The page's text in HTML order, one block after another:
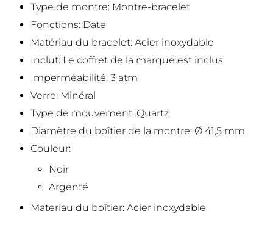
Type de montre: Montre-bracelet
Fonctions: Date
Matériau du bracelet: Acier inoxydable
Inclut: Le coffret de la marque est inclus
Imperméabilité: 3 atm
Verre: Minéral
Type de mouvement: Quartz
Diamètre du boîtier de la montre: Ø 41,5 mm
Couleur:
Noir
Argenté
Materiau du boîtier: Acier inoxydable